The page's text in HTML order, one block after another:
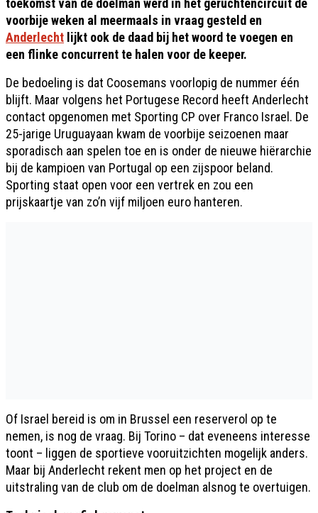
toekomst van de doelman werd in het geruchtencircuit de
voorbije weken al meermaals in vraag gesteld en
Anderlecht lijkt ook de daad bij het woord te voegen en
een flinke concurrent te halen voor de keeper.
De bedoeling is dat Coosemans voorlopig de nummer één
blijft. Maar volgens het Portugese Record heeft Anderlecht
contact opgenomen met Sporting CP over Franco Israel. De
25-jarige Uruguayaan kwam de voorbije seizoenen maar
sporadisch aan spelen toe en is onder de nieuwe hiërarchie
bij de kampioen van Portugal op een zijspoor beland.
Sporting staat open voor een vertrek en zou een
prijskaartje van zo’n vijf miljoen euro hanteren.
Of Israel bereid is om in Brussel een reserverol op te
nemen, is nog de vraag. Bij Torino – dat eveneens interesse
toont – liggen de sportieve vooruitzichten mogelijk anders.
Maar bij Anderlecht rekent men op het project en de
uitstraling van de club om de doelman alsnog te overtuigen.